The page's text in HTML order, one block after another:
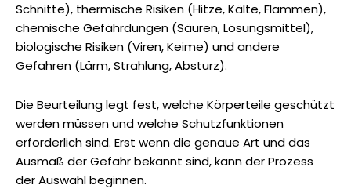
Schnitte), thermische Risiken (Hitze, Kälte, Flammen),
chemische Gefährdungen (Säuren, Lösungsmittel),
biologische Risiken (Viren, Keime) und andere
Gefahren (Lärm, Strahlung, Absturz).
Die Beurteilung legt fest, welche Körperteile geschützt
werden müssen und welche Schutzfunktionen
erforderlich sind. Erst wenn die genaue Art und das
Ausmaß der Gefahr bekannt sind, kann der Prozess
der Auswahl beginnen.